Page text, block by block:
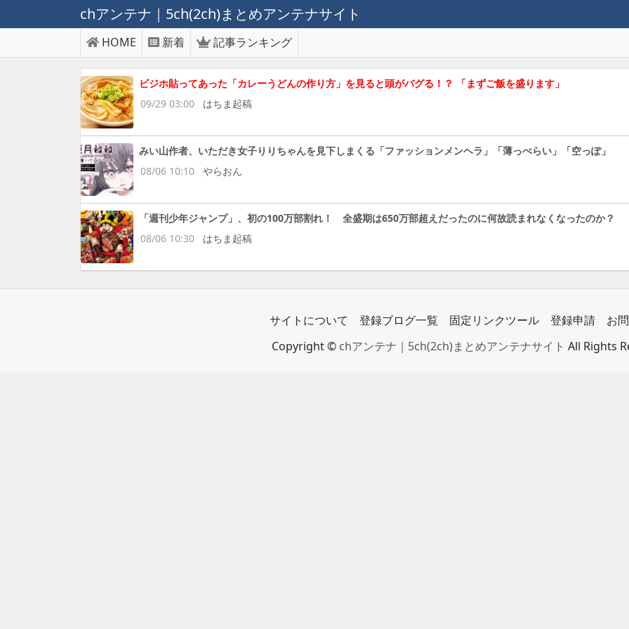
chアンテナ｜5ch(2ch)まとめアンテナサイト
HOME 新着 記事ランキング
ビジホ貼ってあった「カレーうどんの作り方」を見ると頭がバグる！？ 「まずご飯を盛ります」
09/29 03:00
はちま起稿
みい山作者、いただき女子りりちゃんを見下しまくる「ファッションメンヘラ」「薄っぺらい」「空っぽ」
08/06 10:10
やらおん
「週刊少年ジャンプ」、初の100万部割れ！ 全盛期は650万部超えだったのに何故読まれなくなったのか？
08/06 10:30
はちま起稿
サイトについて 登録ブログ一覧 固定リンクツール 登録申請
お
Copyright © chアンテナ｜5ch(2ch)まとめアンテナサイト All Rights